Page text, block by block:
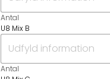
Antal
U8 Mix B
Antal